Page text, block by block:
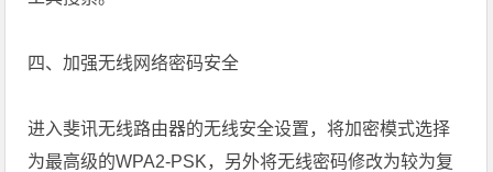
四、加强无线网络密码安全
进入斐讯无线路由器的无线安全设置，将加密模式选择
为最高级的WPA2-PSK，另外将无线密码修改为较为复